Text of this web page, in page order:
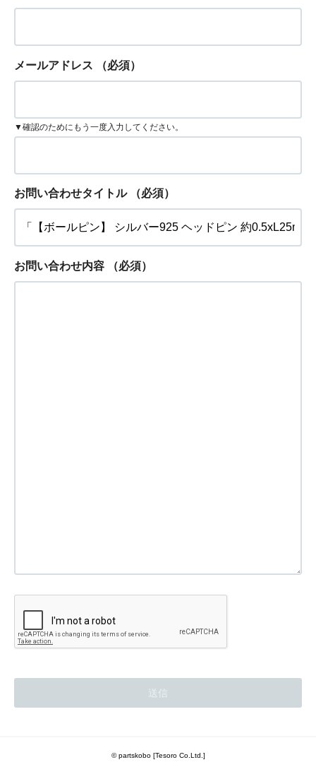
メールアドレス （必須）
▼確認のためにもう一度入力してください。
お問い合わせタイトル （必須）
お問い合わせ内容 （必須）
© partskobo [Tesoro Co.Ltd.]